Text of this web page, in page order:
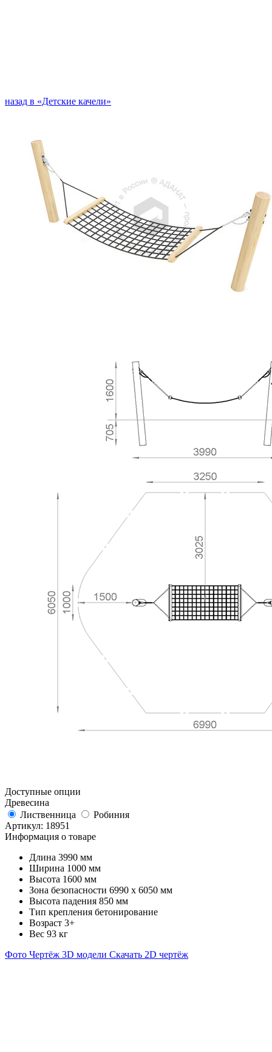
назад в «Детские качели»
Доступные опции
Древесина
Лиственница
Робиния
Артикул: 18951
Информация о товаре
Длина 3990 мм
Ширина 1000 мм
Высота 1600 мм
Зона безопасности 6990 х 6050 мм
Высота падения 850 мм
Тип крепления бетонирование
Возраст 3+
Вес 93 кг
Фото Чертёж 3D модели Скачать 2D чертёж